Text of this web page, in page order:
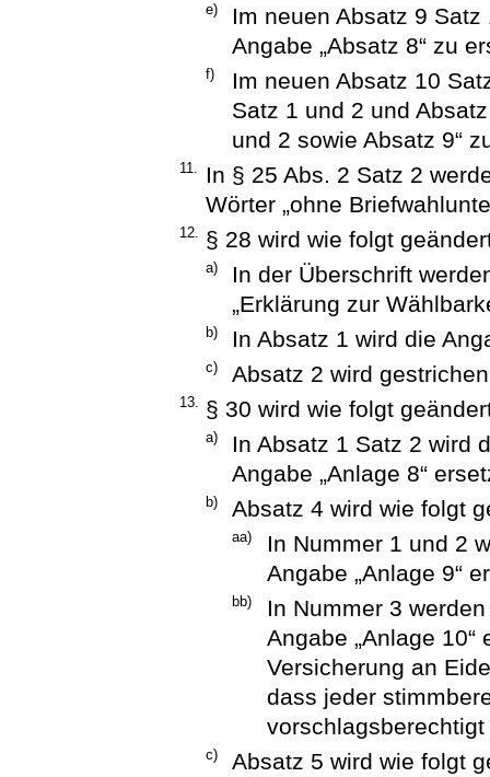
e)
Im neuen Absatz 9 Satz
Angabe „Absatz 8“ zu
f)
Im neuen Absatz 10
Satz 1 und 2 und
und 2 sowie Absatz 9“
11.
In § 25 Abs. 2 Satz 2
Wörter „ohne
12. § 28 wird wie folgt
a)
In der Überschrift
„Erklärung zur
b) In Absatz 1 wird die
c) Absatz 2 wird
13. § 30 wird wie folgt
a)
In Absatz 1 Satz 2 wird
Angabe „Anlage 8“
b) Absatz 4 wird wie folgt
aa)
In Nummer 1 und 2
Angabe „Anlage 9“
bb)
In Nummer 3
Angabe „Anlage
Versicherung an
dass jeder
vorschlagsberechtigt
c) Absatz 5 wird wie folgt